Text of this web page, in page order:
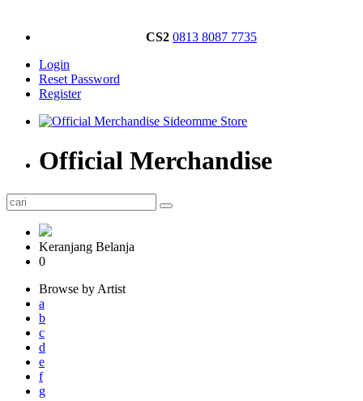
CS2 0813 8087 7735
Login
Reset Password
Register
Official Merchandise
Keranjang Belanja
0
Browse by Artist
a
b
c
d
e
f
g